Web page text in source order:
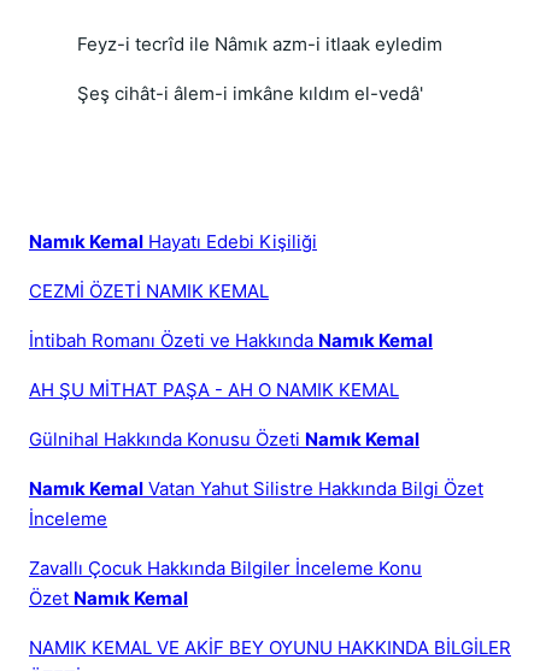
Feyz-i tecrîd ile Nâmık azm-i itlaak eyledim
Şeş cihât-i âlem-i imkâne kıldım el-vedâ'
Namık Kemal Hayatı Edebi Kişiliği
CEZMİ ÖZETİ NAMIK KEMAL
İntibah Romanı Özeti ve Hakkında Namık Kemal
AH ŞU MİTHAT PAŞA - AH O NAMIK KEMAL
Gülnihal Hakkında Konusu Özeti Namık Kemal
Namık Kemal Vatan Yahut Silistre Hakkında Bilgi Özet
İnceleme
Zavallı Çocuk Hakkında Bilgiler İnceleme Konu
Özet Namık Kemal
NAMIK KEMAL VE AKİF BEY OYUNU HAKKINDA BİLGİLER